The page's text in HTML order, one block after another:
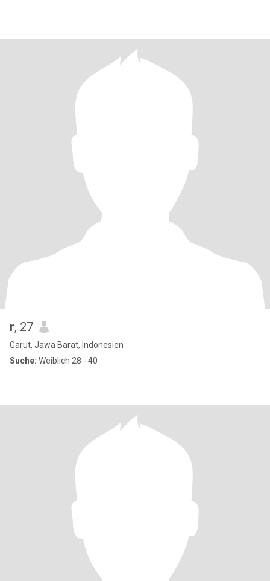
r, 27
Garut, Jawa Barat, Indonesien
Suche: Weiblich 28 - 40